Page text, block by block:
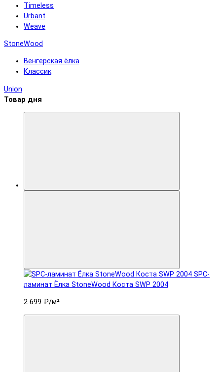
Timeless
Urbant
Weave
StoneWood
Венгерская ёлка
Классик
Union
Товар дня
SPC-
ламинат Ëлка StoneWood Коста SWP 2004
2 699 ₽/м²